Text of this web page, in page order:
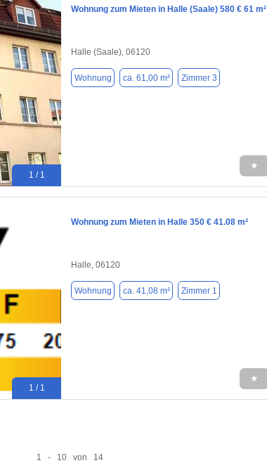
1 / 1
Wohnung zum Mieten in Halle (Saale) 580 € 61 m²
Halle (Saale), 06120
Wohnung ca. 61,00 m² Zimmer 3
★
1 / 1
Wohnung zum Mieten in Halle 350 € 41.08 m²
Halle, 06120
Wohnung ca. 41,08 m² Zimmer 1
★
1 - 10 von 14